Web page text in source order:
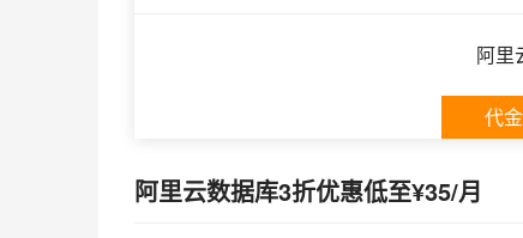
阿里
代
阿里云数据库3折优惠低至¥35/月